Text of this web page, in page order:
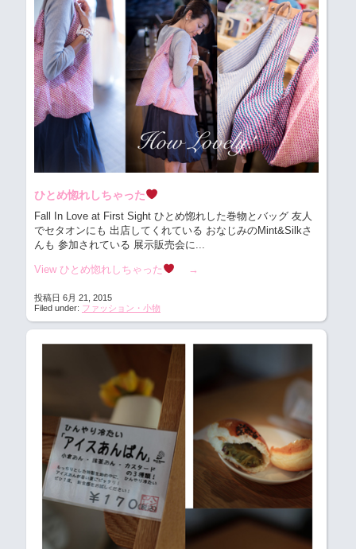
ひとめ惚れしちゃった
Fall In Love at First Sight ひとめ惚れした巻物とバッグ 友人
でセタオンにも 出店してくれている おなじみのMint&Silkさ
んも 参加されている 展示販売会に...
View ひとめ惚れしちゃった →
投稿日 6月 21, 2015
Filed under: ファッション・小物